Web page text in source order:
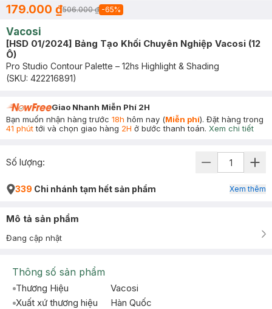
179.000 ₫506.000 ₫ -65%
Vacosi
[HSD 01/2024] Bảng Tạo Khối Chuyên Nghiệp Vacosi (12
Ô)
Pro Studio Contour Palette – 12hs Highlight & Shading
(SKU: 422216891)
Giao Nhanh Miễn Phí 2H
Bạn muốn nhận hàng trước 18h hôm nay (Miễn phí). Đặt hàng trong
41 phúttới và chọn giao hàng 2H ở bước thanh toán. Xem chi tiết
Số lượng:
339 Chi nhánh tạm hết sản phẩm Xem thêm
Mô tả sản phẩm
Đang cập nhật
Thông số sản phẩm
Thương Hiệu
Vacosi
Xuất xứ thương hiệu
Hàn Quốc